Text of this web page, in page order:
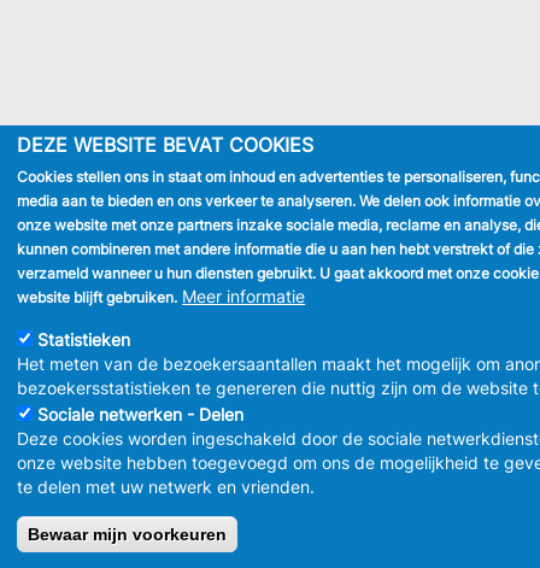
DEZE WEBSITE BEVAT COOKIES
Cookies stellen ons in staat om inhoud en advertenties te personaliseren,
media aan te bieden en ons verkeer te analyseren. We delen ook informatie
onze website met onze partners inzake sociale media, reclame en analyse,
kunnen combineren met andere informatie die u aan hen hebt verstrekt of die
verzameld wanneer u hun diensten gebruikt. U gaat akkoord met onze
website blijft gebruiken. Meer informatie
Statistieken
Het meten van de bezoekersaantallen maakt het mogelijk om
bezoekersstatistieken te genereren die nuttig zijn om de website
Sociale netwerken - Delen
Deze cookies worden ingeschakeld door de sociale
onze website hebben toegevoegd om ons de mogelijkheid te
te delen met uw netwerk en vrienden.
Bewaar mijn voorkeuren